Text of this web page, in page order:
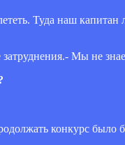
Туда наш
затруднения.- Мы не
конкурс было